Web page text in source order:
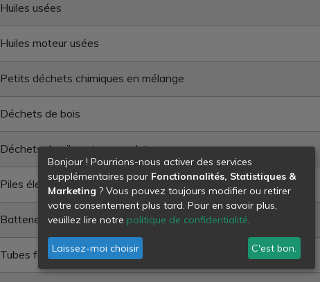
Huiles usées
Huiles moteur usées
Petits déchets chimiques en mélange
Déchets de bois
Déchets de piles et accumulateurs
Piles électriques usagées
Batteries usagées
Tubes fluorescents
Bonjour ! Pourrions-nous activer des services
supplémentaires pour Fonctionnalités, Statistiques &
Marketing ? Vous pouvez toujours modifier ou retirer
votre consentement plus tard. Pour en savoir plus,
veuillez lire notre politique de confidentialité.
Laissez-moi choisir C'est bon.